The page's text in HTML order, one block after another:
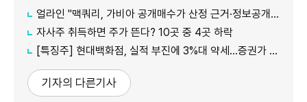
얼라인 "맥쿼리, 가비아 공개매수가 산정 근거·정보공개 더 밝혀야"
자사주 취득하면 주가 뜬다? 10곳 중 4곳 하락
[특징주] 현대백화점, 실적 부진에 3%대 약세…증권가 목표가 줄하향
기자의 다른기사